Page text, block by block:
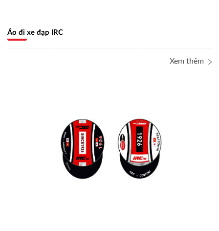
Áo đi xe đạp IRC
Xem thêm